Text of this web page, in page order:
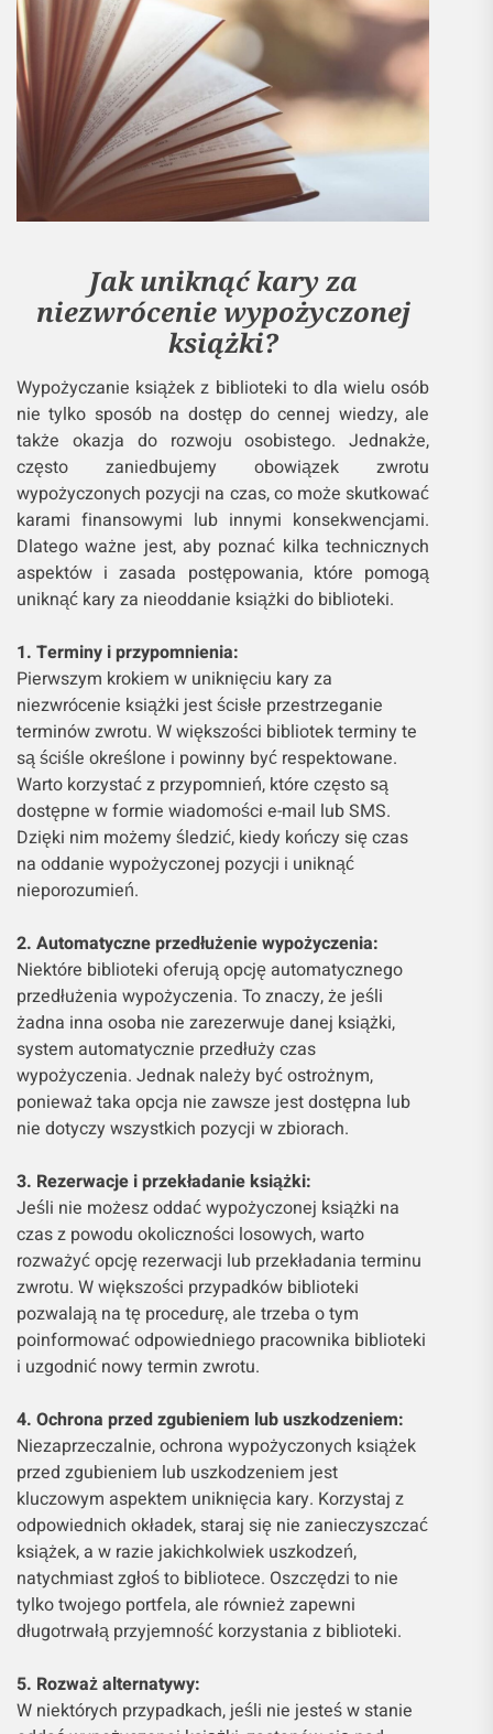
Jak uniknąć kary za
niezwrócenie wypożyczonej
książki?
Wypożyczanie książek z biblioteki to dla wielu osób
nie tylko sposób na dostęp do cennej wiedzy, ale
także okazja do rozwoju osobistego. Jednakże,
często zaniedbujemy obowiązek zwrotu
wypożyczonych pozycji na czas, co może skutkować
karami finansowymi lub innymi konsekwencjami.
Dlatego ważne jest, aby poznać kilka technicznych
aspektów i zasada postępowania, które pomogą
uniknąć kary za nieoddanie książki do biblioteki.
1. Terminy i przypomnienia:
Pierwszym krokiem w uniknięciu kary za
niezwrócenie książki jest ścisłe przestrzeganie
terminów zwrotu. W większości bibliotek terminy te
są ściśle określone i powinny być respektowane.
Warto korzystać z przypomnień, które często są
dostępne w formie wiadomości e-mail lub SMS.
Dzięki nim możemy śledzić, kiedy kończy się czas
na oddanie wypożyczonej pozycji i uniknąć
nieporozumień.
2. Automatyczne przedłużenie wypożyczenia:
Niektóre biblioteki oferują opcję automatycznego
przedłużenia wypożyczenia. To znaczy, że jeśli
żadna inna osoba nie zarezerwuje danej książki,
system automatycznie przedłuży czas
wypożyczenia. Jednak należy być ostrożnym,
ponieważ taka opcja nie zawsze jest dostępna lub
nie dotyczy wszystkich pozycji w zbiorach.
3. Rezerwacje i przekładanie książki:
Jeśli nie możesz oddać wypożyczonej książki na
czas z powodu okoliczności losowych, warto
rozważyć opcję rezerwacji lub przekładania terminu
zwrotu. W większości przypadków biblioteki
pozwalają na tę procedurę, ale trzeba o tym
poinformować odpowiedniego pracownika biblioteki
i uzgodnić nowy termin zwrotu.
4. Ochrona przed zgubieniem lub uszkodzeniem:
Niezaprzeczalnie, ochrona wypożyczonych książek
przed zgubieniem lub uszkodzeniem jest
kluczowym aspektem uniknięcia kary. Korzystaj z
odpowiednich okładek, staraj się nie zanieczyszczać
książek, a w razie jakichkolwiek uszkodzeń,
natychmiast zgłoś to bibliotece. Oszczędzi to nie
tylko twojego portfela, ale również zapewni
długotrwałą przyjemność korzystania z biblioteki.
5. Rozważ alternatywy:
W niektórych przypadkach, jeśli nie jesteś w stanie